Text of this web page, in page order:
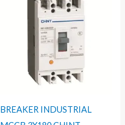
BREAKER INDUSTRIAL